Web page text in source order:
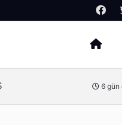
6 gün